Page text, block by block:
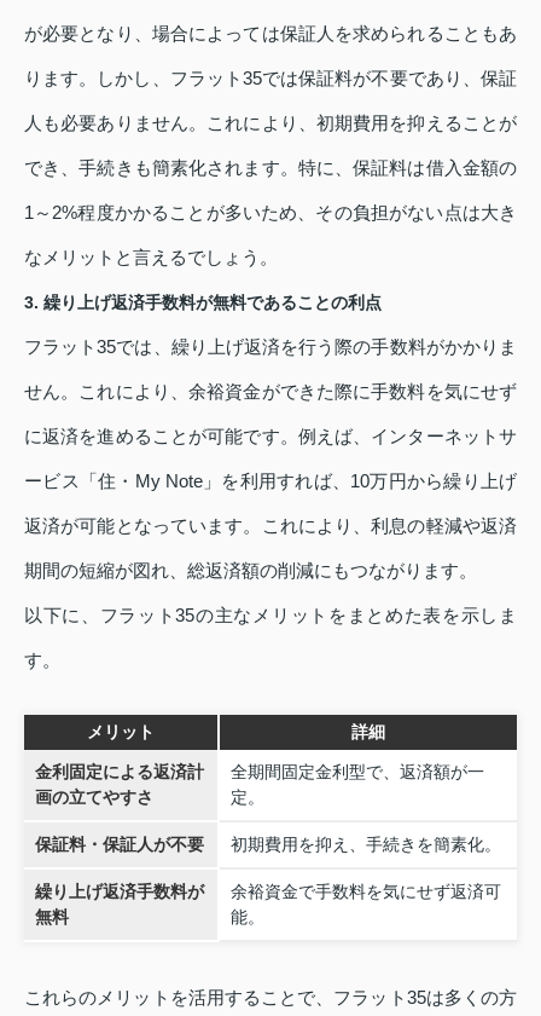
が必要となり、場合によっては保証人を求められることもあ
ります。しかし、フラット35では保証料が不要であり、保証
人も必要ありません。これにより、初期費用を抑えることが
でき、手続きも簡素化されます。特に、保証料は借入金額の
1～2%程度かかることが多いため、その負担がない点は大き
なメリットと言えるでしょう。
3. 繰り上げ返済手数料が無料であることの利点
フラット35では、繰り上げ返済を行う際の手数料がかかりま
せん。これにより、余裕資金ができた際に手数料を気にせず
に返済を進めることが可能です。例えば、インターネットサ
ービス「住・My Note」を利用すれば、10万円から繰り上げ
返済が可能となっています。これにより、利息の軽減や返済
期間の短縮が図れ、総返済額の削減にもつながります。
以下に、フラット35の主なメリットをまとめた表を示しま
す。
メリット 詳細
金利固定による返済計
画の立てやすさ
全期間固定金利型で、返済額が一
定。
保証料・保証人が不要 初期費用を抑え、手続きを簡素化。
繰り上げ返済手数料が
無料
余裕資金で手数料を気にせず返済可
能。
これらのメリットを活用することで、フラット35は多くの方